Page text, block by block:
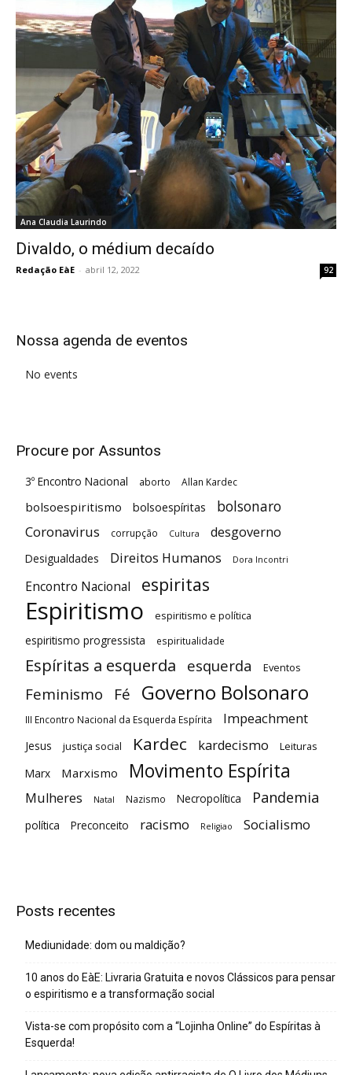
Ana Claudia Laurindo
Divaldo, o médium decaído
Redação EàE - abril 12, 2022 92
Nossa agenda de eventos
No events
Procure por Assuntos
3º Encontro Nacional aborto Allan Kardec
bolsoespiritismo bolsoespíritas bolsonaro
Coronavirus corrupção Cultura desgoverno
Desigualdades Direitos Humanos Dora Incontri
Encontro Nacional espiritas
Espiritismo espiritismo e política
espiritismo progressista espiritualidade
Espíritas a esquerda esquerda Eventos
Feminismo Fé Governo Bolsonaro
III Encontro Nacional da Esquerda Espírita Impeachment
Jesus justiça social Kardec kardecismo Leituras
Marx Marxismo Movimento Espírita
Mulheres Natal Nazismo Necropolítica Pandemia
política Preconceito racismo Religiao Socialismo
Posts recentes
Mediunidade: dom ou maldição?
10 anos do EàE: Livraria Gratuita e novos Clássicos para pensar
o espiritismo e a transformação social
Vista-se com propósito com a “Lojinha Online” do Espíritas à
Esquerda!